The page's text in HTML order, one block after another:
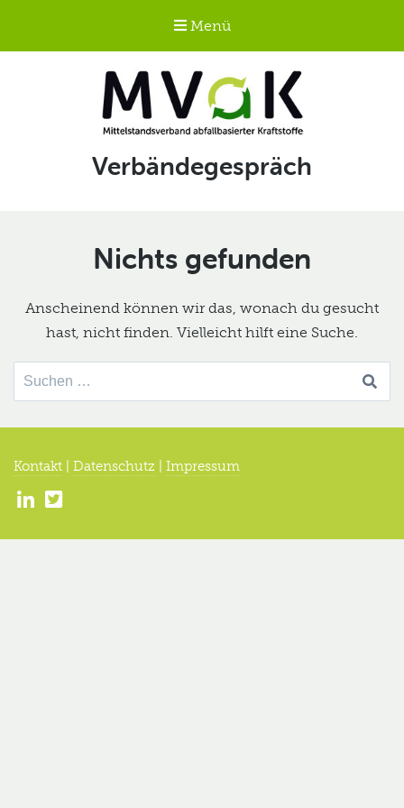
Menü
Mittelstandsverband
abfallbasierter
Schlagwort:
Verbändegespräch
Nichts gefunden
Anscheinend können wir das, wonach du gesucht
hast, nicht finden. Vielleicht hilft eine Suche.
Suche
nach:
Kontakt Datenschutz Impressum